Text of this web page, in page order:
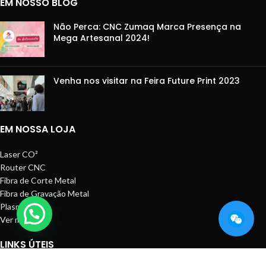
Não Perca: CNC Zumaq Marca Presença na
Mega Artesanal 2024!
Venha nos visitar na Feira Future Print 2023
EM NOSSA LOJA
Laser CO²
Router CNC
Fibra de Corte Metal
Fibra de Gravação Metal
Plasma CNC
Ver mais
LINKS ÚTEIS